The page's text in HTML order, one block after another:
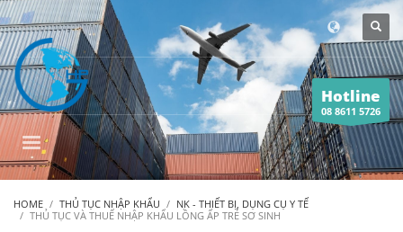
Hotline
08 8611 5726
HOME THỦ TỤC NHẬP KHẨU
NK - THIẾT BỊ, DỤNG CỤ Y TẾ
THỦ TỤC VÀ THUẾ NHẬP KHẨU LỒNG ẤP TRẺ SƠ SINH